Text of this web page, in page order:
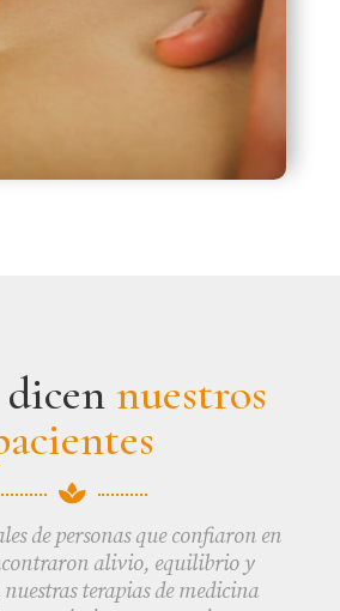
nuestros

de personas que confiaron en
alivio, equilibrio y
terapias de medicina